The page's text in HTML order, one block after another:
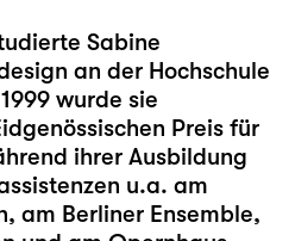
Sabine
an der Hochschule
wurde sie
Preis für
ihrer Ausbildung
u.a. am
am Berliner Ensemble,